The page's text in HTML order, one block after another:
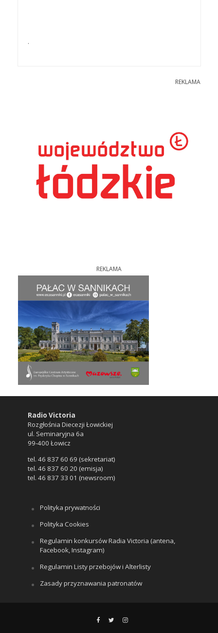
.
REKLAMA
REKLAMA
Radio Victoria
Rozgłośnia Diecezji Łowickiej
ul. Seminaryjna 6a
99-400 Łowicz
tel. 46 837 60 69 (sekretariat)
tel. 46 837 60 20 (emisja)
tel. 46 837 33 01 (newsroom)
Polityka prywatności
Polityka Cookies
Regulamin konkursów Radia Victoria (antena,
Facebook, Instagram)
Regulamin Listy przebojów i Alterlisty
Zasady przyznawania patronatów